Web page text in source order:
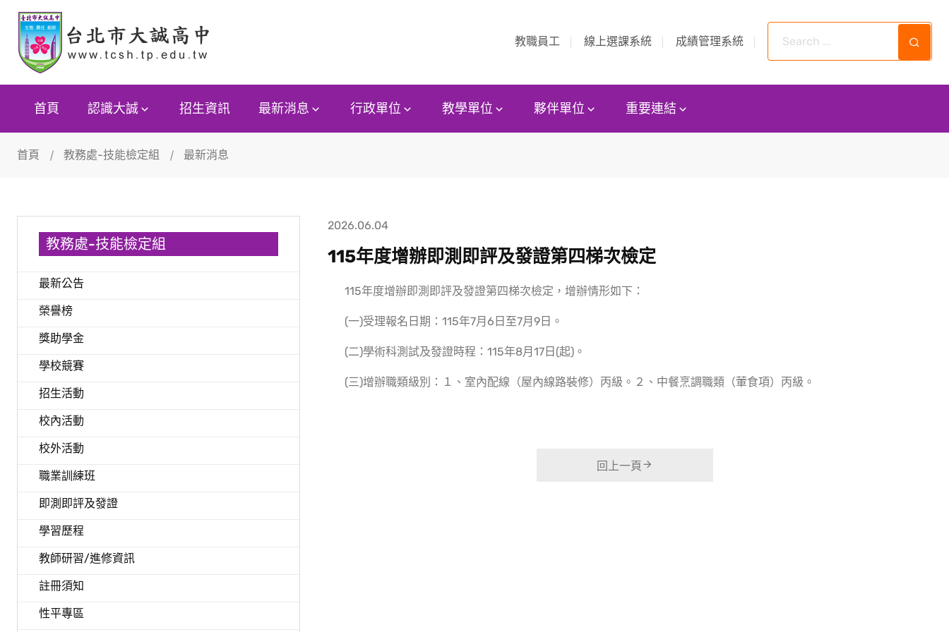
教職員工 線上選課系統 成績管理系統
首頁 認識大誠 招生資訊 最新消息 行政單位 教學單位 夥伴單位 重要連結
首頁 教務處-技能檢定組 最新消息
教務處-技能檢定組
最新公告
榮譽榜
獎助學金
學校競賽
招生活動
校內活動
校外活動
職業訓練班
即測即評及發證
學習歷程
教師研習/進修資訊
註冊須知
性平專區
2026.06.04
115年度增辦即測即評及發證第四梯次檢定
115年度增辦即測即評及發證第四梯次檢定，增辦情形如下：
(一)受理報名日期：115年7月6日至7月9日。
(二)學術科測試及發證時程：115年8月17日(起)。
(三)增辦職類級別：１、室內配線（屋內線路裝修）丙級。２、中餐烹調職類（葷食項）丙級。
回上一頁